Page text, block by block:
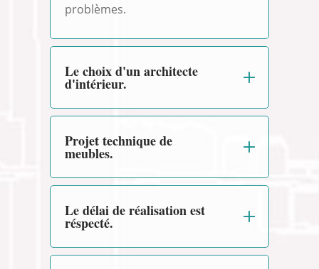
problèmes.
Le choix d'un architecte
d'intérieur.
Projet technique de
meubles.
Le délai de réalisation est
réspecté.